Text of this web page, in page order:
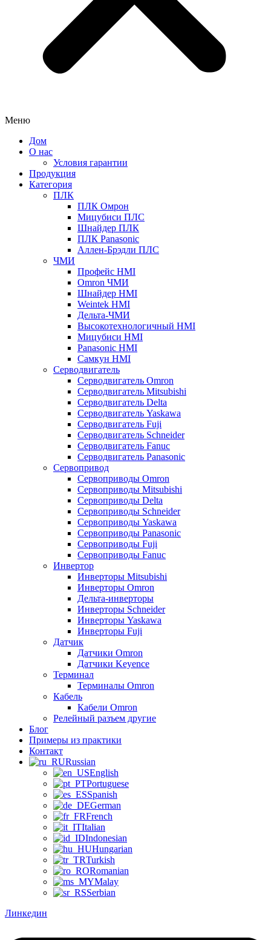
Меню
Дом
О нас
Условия гарантии
Продукция
Категория
ПЛК
ПЛК Омрон
Мицубиси ПЛС
Шнайдер ПЛК
ПЛК Panasonic
Аллен-Брэдли ПЛС
ЧМИ
Профейс HMI
Omron ЧМИ
Шнайдер HMI
Weintek HMI
Дельта-ЧМИ
Высокотехнологичный HMI
Мицубиси HMI
Panasonic HMI
Самкун HMI
Серводвигатель
Серводвигатель Omron
Серводвигатель Mitsubishi
Серводвигатель Delta
Серводвигатель Yaskawa
Серводвигатель Fuji
Серводвигатель Schneider
Серводвигатель Fanuc
Серводвигатель Panasonic
Сервопривод
Сервоприводы Omron
Сервоприводы Mitsubishi
Сервоприводы Delta
Сервоприводы Schneider
Сервоприводы Yaskawa
Сервоприводы Panasonic
Сервоприводы Fuji
Сервоприводы Fanuc
Инвертор
Инверторы Mitsubishi
Инверторы Omron
Дельта-инверторы
Инверторы Schneider
Инверторы Yaskawa
Инверторы Fuji
Датчик
Датчики Omron
Датчики Keyence
Терминал
Терминалы Omron
Кабель
Кабели Omron
Релейный разъем другие
Блог
Примеры из практики
Контакт
Russian
English
Portuguese
Spanish
German
French
Italian
Indonesian
Hungarian
Turkish
Romanian
Malay
Serbian
Линкедин